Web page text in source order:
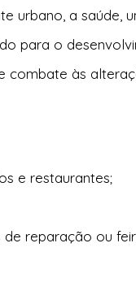
urbano, a saúde,
para o
combate às
e restaurantes;
reparação ou